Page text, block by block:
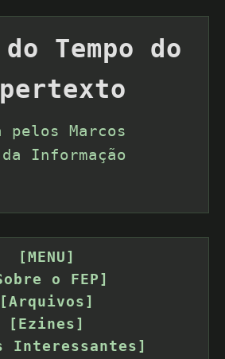
Tempo do
pelos Marcos
Informação
[MENU]
o FEP]
[Arquivos]
[Ezines]
Interessantes]